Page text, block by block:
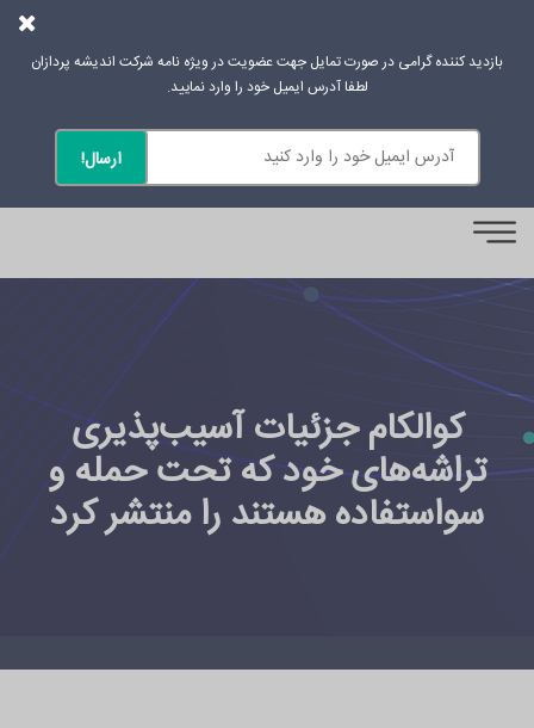
کوالکام جزئیات آسیب‌پذیری
تراشه‌های خود که تحت حمله و
سواستفاده هستند را منتشر کرد
بازدید کننده گرامی در صورت تمایل جهت عضویت در ویژه نامه شرکت اندیشه پردازان
لطفا آدرس ایمیل خود را وارد نمایید.